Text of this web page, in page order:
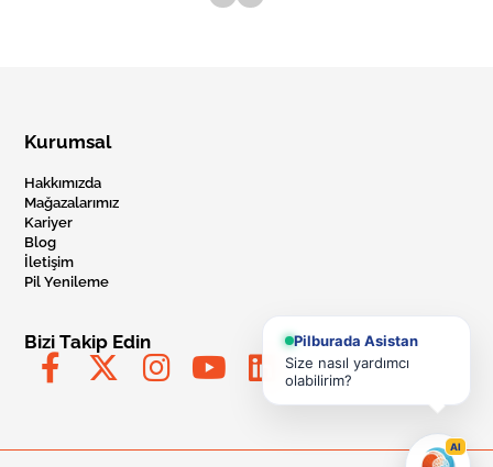
Kurumsal
Hakkımızda
Mağazalarımız
Kariyer
Blog
İletişim
Pil Yenileme
Bizi Takip Edin
Pilburada Asistan
Size nasıl yardımcı
olabilirim?
AI